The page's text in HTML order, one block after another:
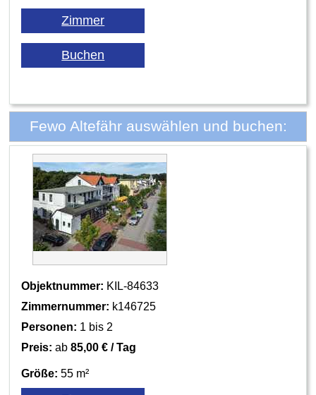
Fewo Altefähr auswählen und buchen:
Objektnummer: KIL-84633
Zimmernummer: k146725
Personen: 1 bis 2
Preis: ab85,00 € / Tag
Größe: 55 m²